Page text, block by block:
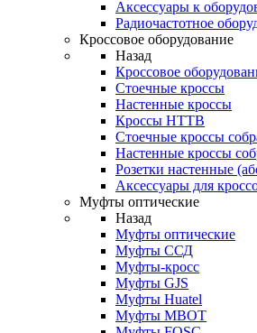
Аксессуары к
Радиочастотное
Кроссовое оборудование
Назад
Кроссовое
Стоечные кроссы
Настенные кроссы
Кроссы HTTB
Стоечные кроссы
Настенные кроссы
Розетки настенные
Аксессуары для
Муфты оптические
Назад
Муфты оптические
Муфты ССД
Муфты-кросс
Муфты GJS
Муфты Huatel
Муфты МВОТ